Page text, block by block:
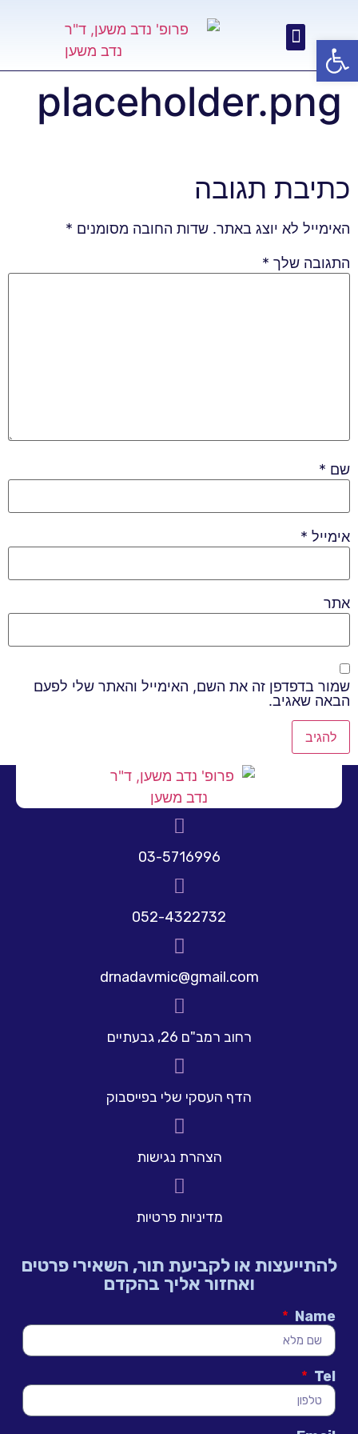
פתח סרגל נגישות
placeholder.png
כתיבת תגובה
האימייל לא יוצג באתר. שדות החובה מסומנים *
התגובה שלך *
שם *
אימייל *
אתר
שמור בדפדפן זה את השם, האימייל והאתר שלי לפעם
הבאה שאגיב.
03-5716996
052-4322732
drnadavmic@gmail.com
רחוב רמב"ם 26, גבעתיים
הדף העסקי שלי בפייסבוק
הצהרת נגישות
מדיניות פרטיות
להתייעצות או לקביעת תור, השאירי פרטים
ואחזור אליך בהקדם
Name
Tel